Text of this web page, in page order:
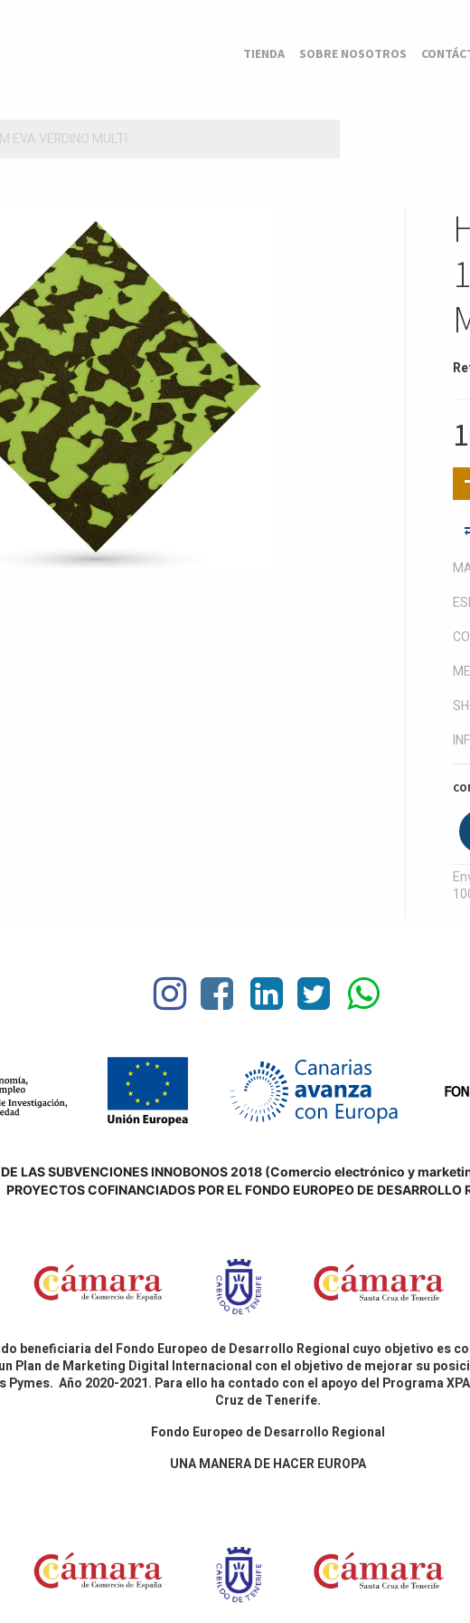
TIENDA SOBRE NOSOTROS
EVA VERDINO MULTI
DE LAS SUBVENCIONES INNOBONOS 2018 (Comercio electrónico y
PROYECTOS COFINANCIADOS POR EL FONDO EUROPEO DE DESARROLLO
sido beneficiaria del Fondo Europeo de Desarrollo Regional cuyo objetivo
Plan de Marketing Digital Internacional con el objetivo de mejorar su
Año 2020-2021. Para ello ha contado con el apoyo del Programa
Cruz de Tenerife.
Fondo Europeo de Desarrollo Regional
UNA MANERA DE HACER EUROPA